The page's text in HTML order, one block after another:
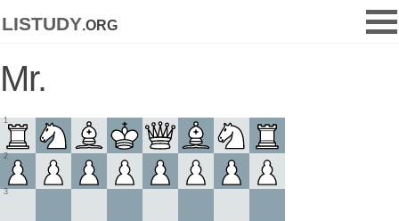
listudy.org
Mr.
1
2
3